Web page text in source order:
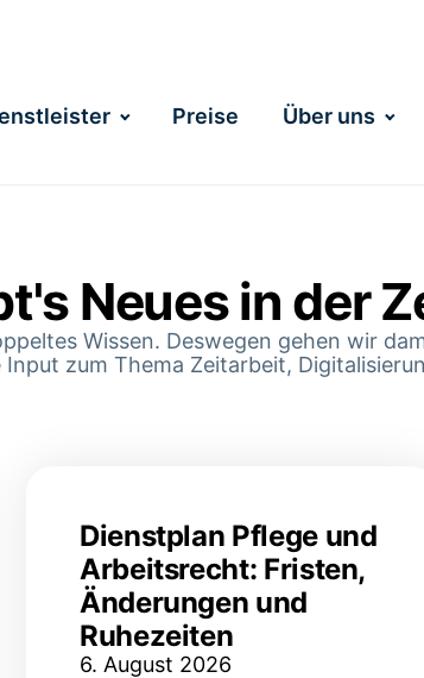
Preise Über uns
Neues in der
Wissen. Deswegen gehen wir
Input zum Thema Zeitarbeit,
Dienstplan Pflege und
Arbeitsrecht: Fristen,
Änderungen und
Ruhezeiten
6. August 2026